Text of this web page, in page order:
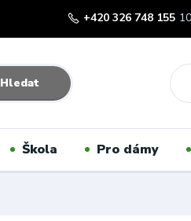
Hledat
+420 326 748 155
Škola Pro dámy